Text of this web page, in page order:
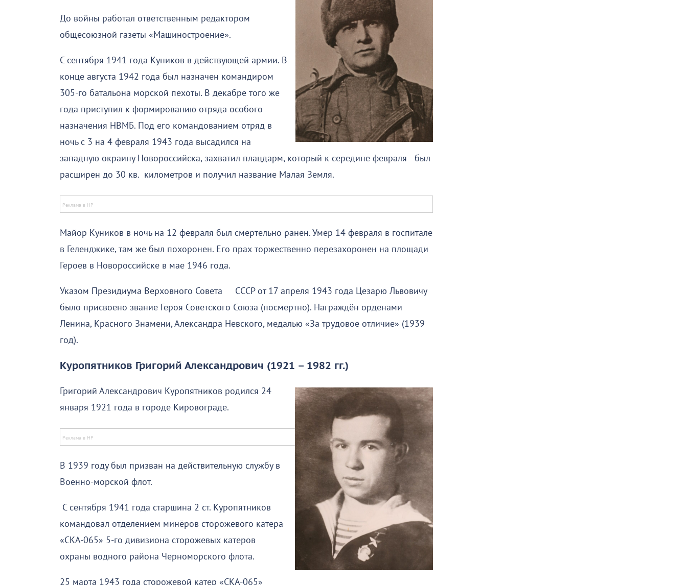
До войны работал ответственным редактором
общесоюзной газеты «Машиностроение».
С сентября 1941 года Куников в действующей армии. В
конце августа 1942 года был назначен командиром
305-го батальона морской пехоты. В декабре того же
года приступил к формированию отряда особого
назначения НВМБ. Под его командованием отряд в
ночь с 3 на 4 февраля 1943 года высадился на
западную окраину Новороссийска, захватил плацдарм, который к середине февраля был
расширен до 30 кв. километров и получил название Малая Земля.
Майор Куников в ночь на 12 февраля был смертельно ранен. Умер 14 февраля в госпитале
в Геленджике, там же был похоронен. Его прах торжественно перезахоронен на площади
Героев в Новороссийске в мае 1946 года.
Указом Президиума Верховного Совета СССР от 17 апреля 1943 года Цезарю Львовичу
было присвоено звание Героя Советского Союза (посмертно). Награждён орденами
Ленина, Красного Знамени, Александра Невского, медалью «За трудовое отличие» (1939
год).
Куропятников Григорий Александрович (1921 – 1982 гг.)
Григорий Александрович Куропятников родился 24
января 1921 года в городе Кировограде.
В 1939 году был призван на действительную службу в
Военно-морской флот.
С сентября 1941 года старшина 2 ст. Куропятников
командовал отделением минёров сторожевого катера
«СКА-065» 5-го дивизиона сторожевых катеров
охраны водного района Черноморского флота.
25 марта 1943 года сторожевой катер «СКА-065»